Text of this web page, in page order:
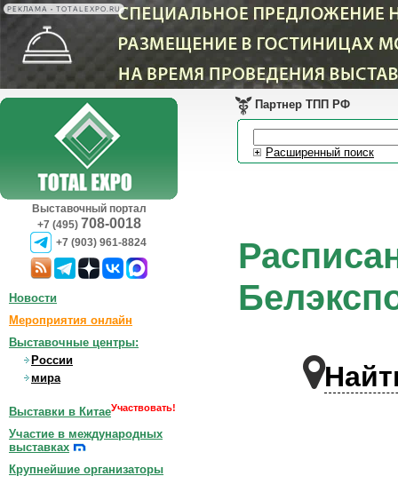
РЕКЛАМА • TOTALEXPO.RU
Выставочный портал
+7 (495) 708-0018
+7 (903) 961-8824
Партнер ТПП РФ
Расширенный поиск
Новости
Мероприятия онлайн
Выставочные центры:
России
мира
Выставки в КитаеУчаствовать!
Участие в международных
выставках
Крупнейшие организаторы